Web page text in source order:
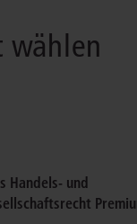
wählen
Handels- und